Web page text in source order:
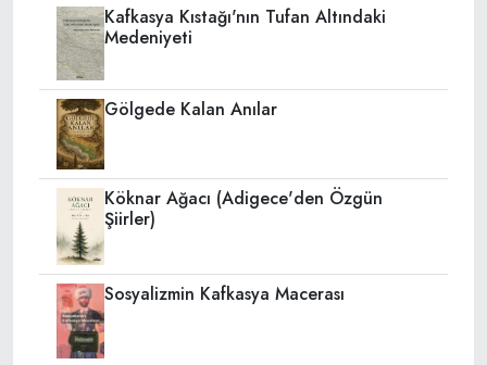
Kafkasya Kıstağı'nın Tufan Altındaki
Medeniyeti
Gölgede Kalan Anılar
Köknar Ağacı (Adigece'den Özgün
Şiirler)
Sosyalizmin Kafkasya Macerası